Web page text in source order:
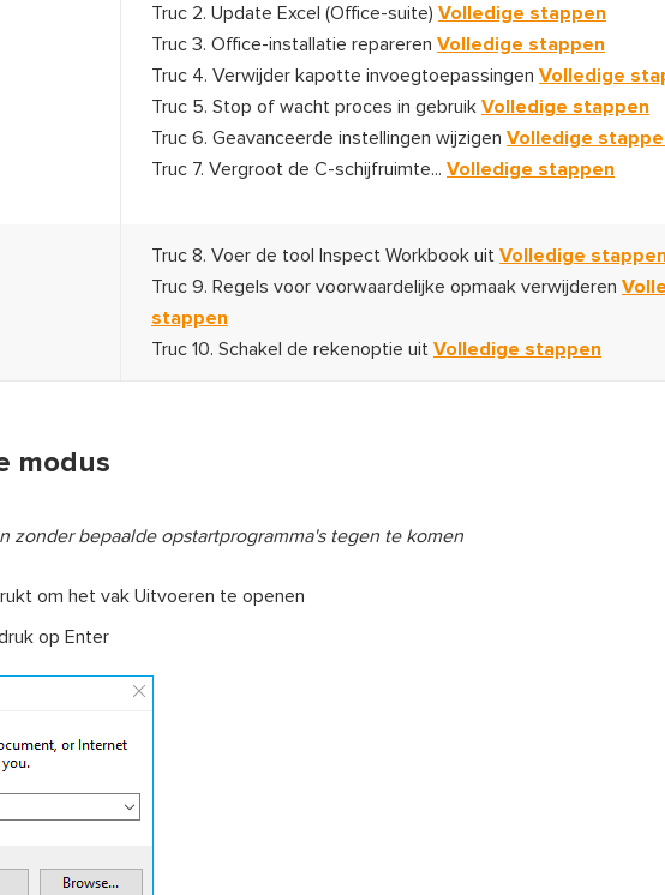
Truc 2. Update Excel (Office-suite) Volledige stappen
Truc 3. Office-installatie repareren Volledige stappen
Truc 4. Verwijder kapotte invoegtoepassingen Volledige
Truc 5. Stop of wacht proces in gebruik Volledige stappen
Truc 6. Geavanceerde instellingen wijzigen Volledige
Truc 7. Vergroot de C-schijfruimte... Volledige stappen
Truc 8. Voer de tool Inspect Workbook uit Volledige
Truc 9. Regels voor voorwaardelijke opmaak verwijderen
stappen
Truc 10. Schakel de rekenoptie uit Volledige stappen
modus
zonder bepaalde opstartprogramma's tegen te komen
om het vak Uitvoeren te openen
op Enter